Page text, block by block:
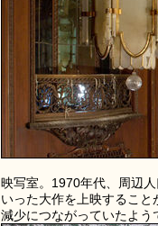
映写室。1970年代、周辺
いった大作を上映するこ
減少につながっていたよう